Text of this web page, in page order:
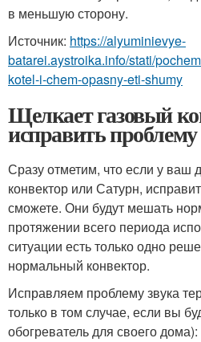
в меньшую сторону.
Источник: https://alyuminievye-
batarei.aystroika.info/stati/
kotel-i-chem-opasny-eti-shumy
Щелкает газовый
исправить проблему
Сразу отметим, что если у ваш
конвектор или Сатурн,
сможете. Они будут мешать
протяжении всего периода
ситуации есть только одно
нормальный конвектор.
Исправляем проблему звука
только в том случае, если вы
обогреватель для своего дома):